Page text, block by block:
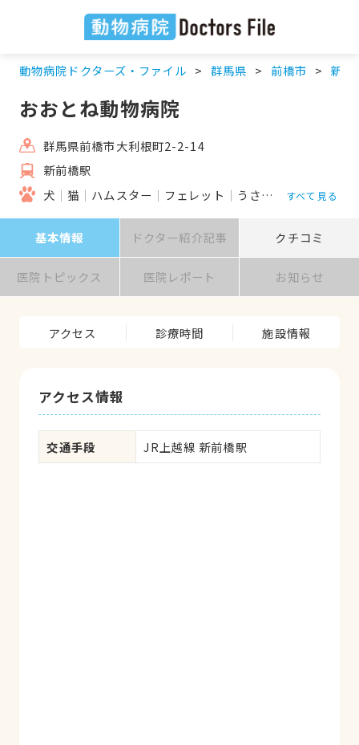
動物病院ドクターズ・ファイル 群馬県 前橋市 新前
おおとね動物病院
群馬県前橋市大利根町2-2-14
新前橋駅
犬
猫 ハムスター フェレット うさぎ 鳥類
すべて見る
基本情報 ドクター紹介記事 クチコミ
医院トピックス 医院レポート お知らせ
アクセス 診療時間 施設情報
アクセス情報
交通手段 JR上越線 新前橋駅